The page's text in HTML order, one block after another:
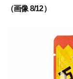
（画像 8/12）